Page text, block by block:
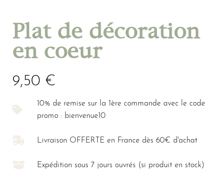
Plat de décoration
en coeur
9,50 €
10% de remise sur la 1ère commande avec le code
promo : bienvenue10
Livraison OFFERTE en France dès 60€ d'achat
Expédition sous 7 jours ouvrés (si produit en stock)